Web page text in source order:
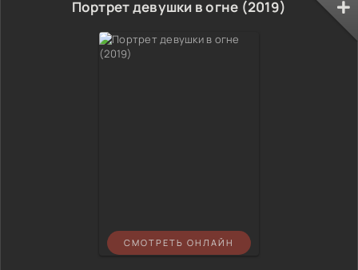
Портрет девушки в огне (2019)
СМОТРЕТЬ ОНЛАЙН